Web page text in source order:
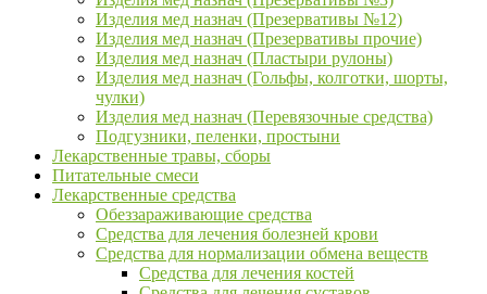
Изделия мед назнач (Презервативы №12)
Изделия мед назнач (Презервативы прочие)
Изделия мед назнач (Пластыри рулоны)
Изделия мед назнач (Гольфы, колготки, шорты,
чулки)
Изделия мед назнач (Перевязочные средства)
Подгузники, пеленки, простыни
Лекарственные травы, сборы
Питательные смеси
Лекарственные средства
Обеззараживающие средства
Средства для лечения болезней крови
Средства для нормализации обмена веществ
Средства для лечения костей